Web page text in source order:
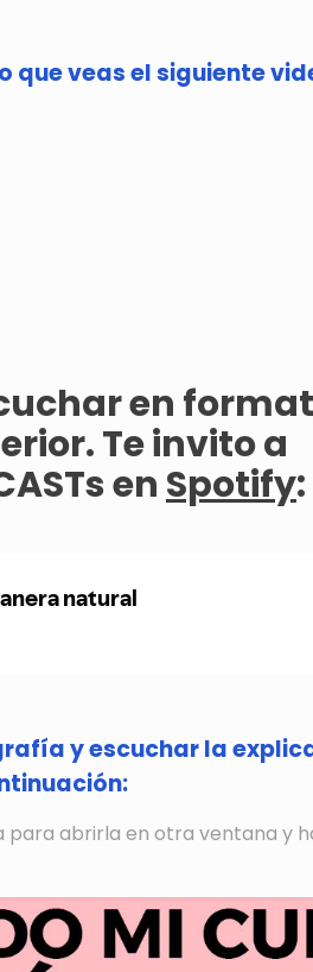
que veas el siguiente
en
Te invito a
enSpotify:
y escuchar la
abrirla en otra ventana y